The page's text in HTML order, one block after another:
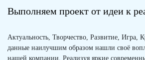
Выполняем проект от идеи к
Актуальность, Творчество, Развитие, Игра,
данные наилучшим образом нашли своё
нашей компании. Реализуя яркие